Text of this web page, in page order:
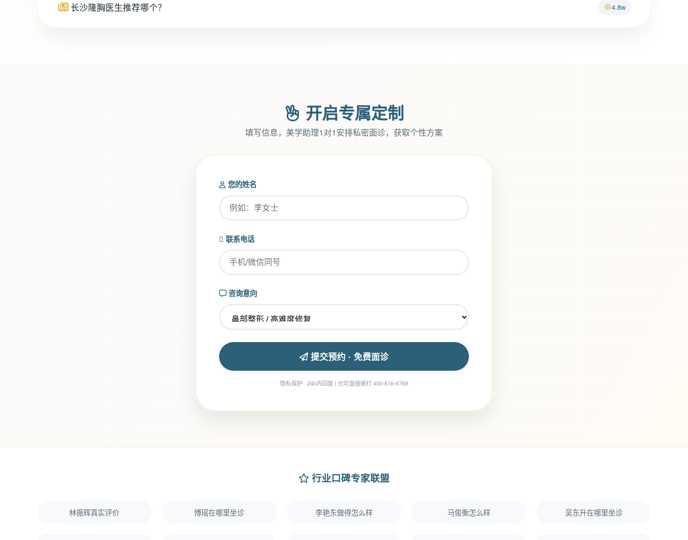
长沙隆胸医生推荐哪个？ 4.8w
开启专属定制
填写信息，美学助理1对1安排私密面诊，获取个性方案
您的姓名
联系电话
咨询意向
提交预约 · 免费面诊
隐私保护 · 24h内回复 | 也可直接拨打 400-616-6769
行业口碑专家联盟
林振辉真实评价 傅瑶在哪里坐诊 李艳东做得怎么样 马俊衡怎么样 吴东升在哪里坐诊